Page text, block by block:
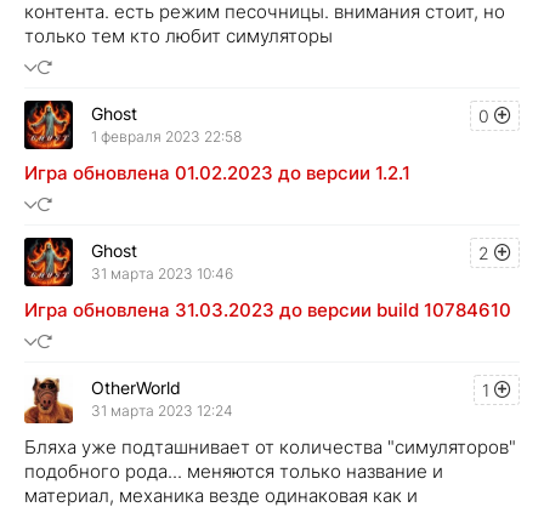
контента. есть режим песочницы. внимания стоит, но
только тем кто любит симуляторы
0
Ghost
1 февраля 2023 22:58
Игра обновлена 01.02.2023 до версии 1.2.1
2
Ghost
31 марта 2023 10:46
Игра обновлена 31.03.2023 до версии build 10784610
1
OtherWorld
31 марта 2023 12:24
Бляха уже подташнивает от количества "симуляторов"
подобного рода... меняются только название и
материал, механика везде одинаковая как и